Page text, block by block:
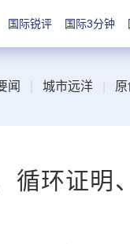
国际锐评 国际3分钟
闻 城市远洋 原
循环证明